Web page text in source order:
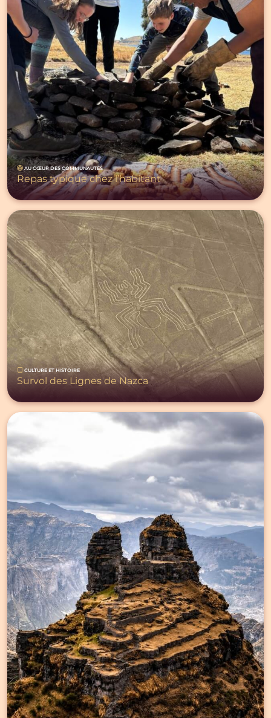
AU CŒUR DES COMMUNAUTÉS
Repas typique chez l’habitant
CULTURE ET HISTOIRE
Survol des Lignes de Nazca